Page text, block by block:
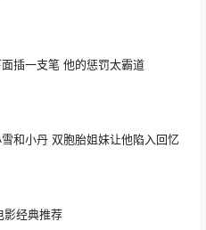
插一支笔 他的惩罚太霸道
和小丹 双胞胎姐妹让他陷入回忆
影经典推荐